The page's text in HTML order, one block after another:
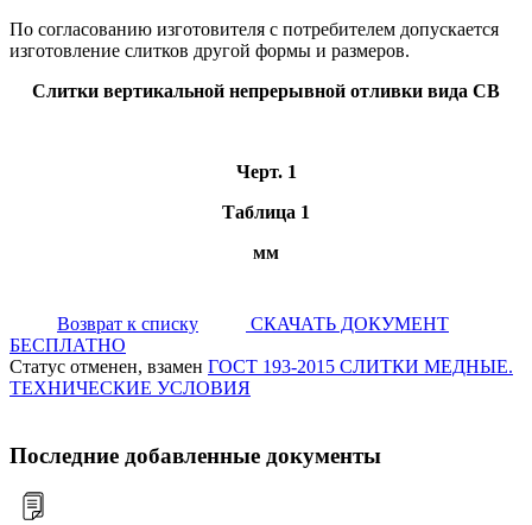
По согласованию изготовителя с потребителем допускается
изготовление слитков другой формы и размеров.
Слитки вертикальной непрерывной отливки вида СВ
Черт. 1
Таблица 1
мм
Возврат к списку
СКАЧАТЬ ДОКУМЕНТ
БЕСПЛАТНО
Статус отменен, взамен ГОСТ 193-2015 СЛИТКИ МЕДНЫЕ.
ТЕХНИЧЕСКИЕ УСЛОВИЯ
Последние добавленные документы